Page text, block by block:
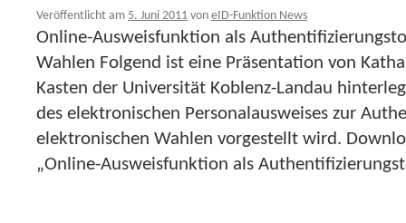
Veröffentlicht am 5. Juni 2011 von eID-Funktion News
Online-Ausweisfunktion als
Wahlen Folgend ist eine Präsentation von
Kasten der Universität Koblenz-Landau
des elektronischen Personalausweises zur
elektronischen Wahlen vorgestellt wird.
„Online-Ausweisfunktion als